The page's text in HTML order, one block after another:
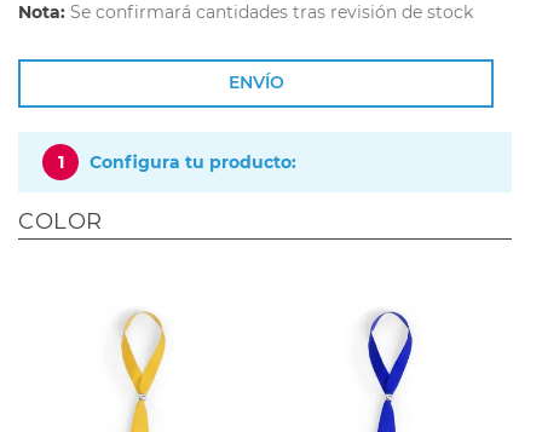
Nota: Se confirmará cantidades tras revisión de stock
ENVÍO
1 Configura tu producto:
COLOR